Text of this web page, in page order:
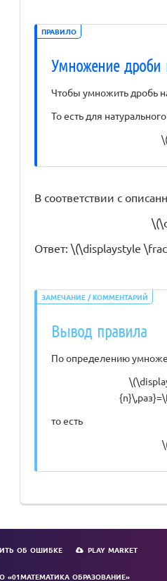
ПРАВИЛО
Умножение дроби
Чтобы умножить дробь
То есть для
В соответствии с
Ответ: \(\displaystyle
ЗАМЕЧАНИЕ / КОММЕНТАРИЙ
Вывод правила
По определению
то есть
ОБ ОШИБКЕ PLAY MARKET
«01МАТЕМАТИКА ОБРАЗОВАНИЕ»